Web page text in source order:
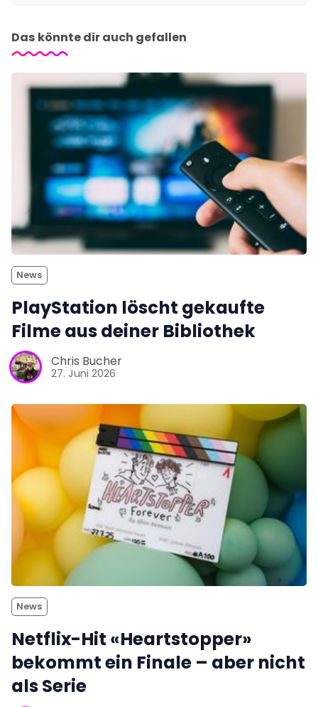
Das könnte dir auch gefallen
News
PlayStation löscht gekaufte
Filme aus deiner Bibliothek
Chris Bucher
27. Juni 2026
News
Netflix-Hit «Heartstopper»
bekommt ein Finale – aber nicht
als Serie